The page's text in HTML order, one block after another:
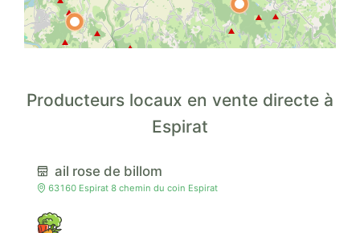
Producteurs locaux en vente directe à
Espirat
ail rose de billom
63160 Espirat 8 chemin du coin Espirat